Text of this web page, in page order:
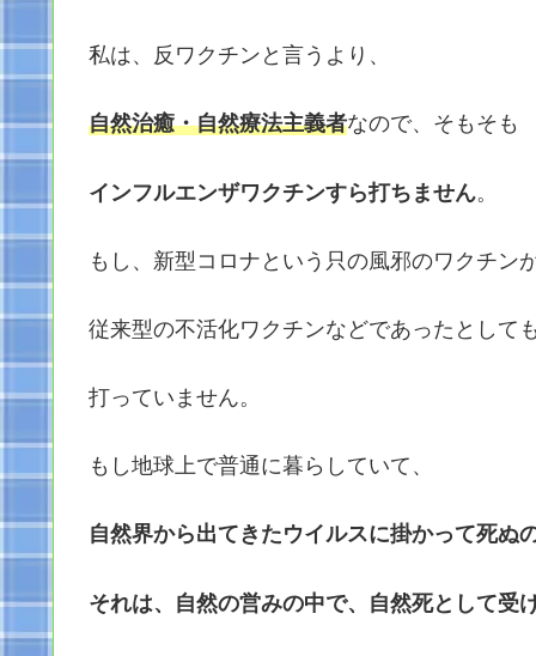
私は、反ワクチンと言うより、
自然治癒・自然療法主義者なので、そもそも
インフルエンザワクチンすら打ちません。
もし、新型コロナという只の風邪のワクチン
従来型の不活化ワクチンなどであったとして
打っていません。
もし地球上で普通に暮らしていて、
自然界から出てきたウイルスに掛かって死ぬ
それは、自然の営みの中で、自然死として受